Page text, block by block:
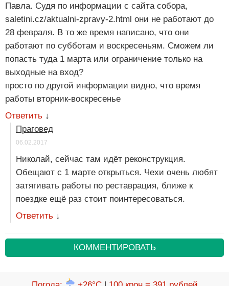
Павла. Судя по информации с сайта собора,
saletini.cz/aktualni-zpravy-2.html они не работают до
28 февраля. В то же время написано, что они
работают по субботам и воскресеньям. Сможем ли
попасть туда 1 марта или ограничение только на
выходные на вход?
просто по другой информации видно, что время
работы вторник-воскресенье
Ответить ↓
Праговед
06.02.2017
Николай, сейчас там идёт реконструкция.
Обещают с 1 марте открыться. Чехи очень любят
затягивать работы по реставрация, ближе к
поездке ещё раз стоит поинтересоваться.
Ответить ↓
КОММЕНТИРОВАТЬ